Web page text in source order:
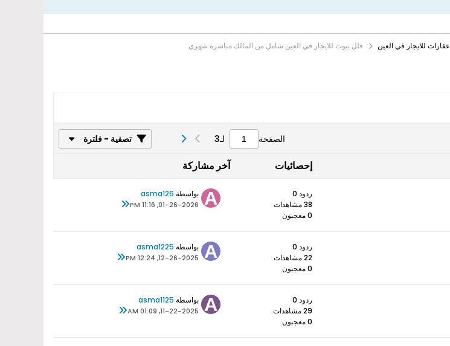
عقارات للايجار في العين فلل بيوت للايجار في العين شامل من المالك مباشرة شهري
الصفحة لـ3 تصفية - فلترة
إحصائيات آخر مشاركة
ردود 0
38 مشاهدات
0 معجبون
بواسطة asma126
01-26-2026, 11:16 PM
ردود 0
22 مشاهدات
0 معجبون
بواسطة asma1225
12-26-2025, 12:24 PM
ردود 0
29 مشاهدات
0 معجبون
بواسطة asma1125
11-22-2025, 01:09 AM